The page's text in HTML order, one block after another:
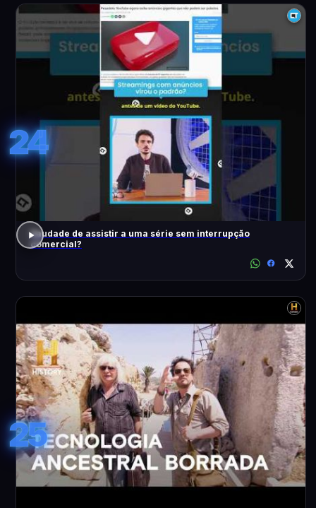
24
Saudade de assistir a uma série sem interrupção
comercial?
25